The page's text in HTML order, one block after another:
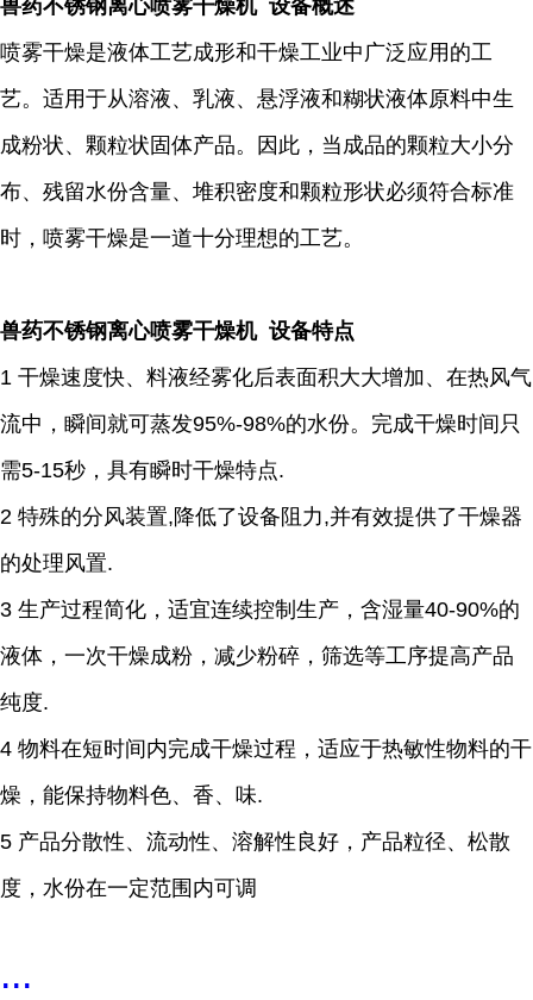
兽药不锈钢离心喷雾干燥机 设备概述
喷雾干燥是液体工艺成形和干燥工业中广泛应用的工
艺。适用于从溶液、乳液、悬浮液和糊状液体原料中生
成粉状、颗粒状固体产品。因此，当成品的颗粒大小分
布、残留水份含量、堆积密度和颗粒形状必须符合标准
时，喷雾干燥是一道十分理想的工艺。
兽药不锈钢离心喷雾干燥机 设备特点
1 干燥速度快、料液经雾化后表面积大大增加、在热风气
流中，瞬间就可蒸发95%-98%的水份。完成干燥时间只
需5-15秒，具有瞬时干燥特点.
2 特殊的分风装置,降低了设备阻力,并有效提供了干燥器
的处理风置.
3 生产过程简化，适宜连续控制生产，含湿量40-90%的
液体，一次干燥成粉，减少粉碎，筛选等工序提高产品
纯度.
4 物料在短时间内完成干燥过程，适应于热敏性物料的干
燥，能保持物料色、香、味.
5 产品分散性、流动性、溶解性良好，产品粒径、松散
度，水份在一定范围内可调
...